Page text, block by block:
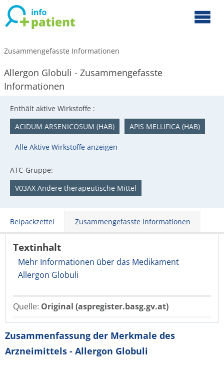
Zusammengefasste Informationen
Allergon Globuli - Zusammengefasste
Informationen
Enthält aktive Wirkstoffe :
ACIDUM ARSENICOSUM (HAB)
APIS MELLIFICA (HAB)
Alle Aktive Wirkstoffe anzeigen
ATC-Gruppe:
V03AX Andere therapeutische Mittel
Beipackzettel Zusammengefasste Informationen
Textinhalt
Mehr Informationen über das Medikament
Allergon Globuli
Quelle: Original (aspregister.basg.gv.at)
Zusammenfassung der Merkmale des
Arzneimittels - Allergon Globuli